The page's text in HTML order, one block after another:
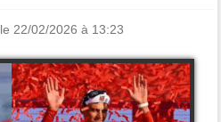
le 22/02/2026 à 13:23